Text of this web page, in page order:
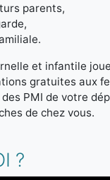
parents,
et infantile
gratuites aux
PMI de votre
de chez vous.
?